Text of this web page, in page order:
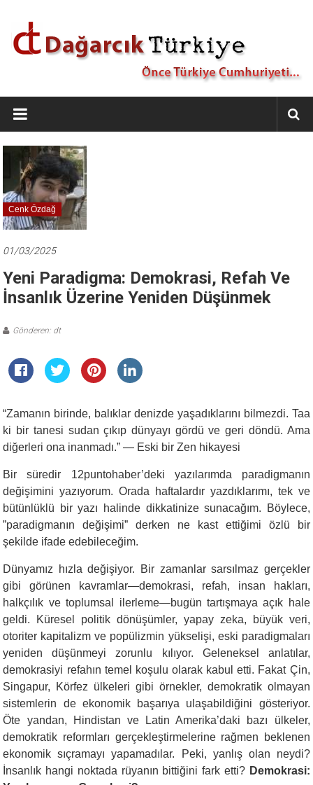
Dağarcık
Türkiye
Önce
Türkiye
Cumhuriyeti…
Cenk Özdağ
01/03/2025
Yeni Paradigma: Demokrasi, Refah Ve
İnsanlık Üzerine Yeniden Düşünmek
Gönderen: dt
“Zamanın birinde, balıklar denizde yaşadıklarını bilmezdi. Taa
ki bir tanesi sudan çıkıp dünyayı gördü ve geri döndü. Ama
diğerleri ona inanmadı.” — Eski bir Zen hikayesi
Bir süredir 12puntohaber’deki yazılarımda paradigmanın
değişimini yazıyorum. Orada haftalardır yazdıklarımı, tek ve
bütünlüklü bir yazı halinde dikkatinize sunacağım. Böylece,
”paradigmanın değişimi” derken ne kast ettiğimi özlü bir
şekilde ifade edebileceğim.
Dünyamız hızla değişiyor. Bir zamanlar sarsılmaz gerçekler
gibi görünen kavramlar—demokrasi, refah, insan hakları,
halkçılık ve toplumsal ilerleme—bugün tartışmaya açık hale
geldi. Küresel politik dönüşümler, yapay zeka, büyük veri,
otoriter kapitalizm ve popülizmin yükselişi, eski paradigmaları
yeniden düşünmeyi zorunlu kılıyor. Geleneksel anlatılar,
demokrasiyi refahın temel koşulu olarak kabul etti. Fakat Çin,
Singapur, Körfez ülkeleri gibi örnekler, demokratik olmayan
sistemlerin de ekonomik başarıya ulaşabildiğini gösteriyor.
Öte yandan, Hindistan ve Latin Amerika’daki bazı ülkeler,
demokratik reformları gerçekleştirmelerine rağmen beklenen
ekonomik sıçramayı yapamadılar. Peki, yanlış olan neydi?
İnsanlık hangi noktada rüyanın bittiğini fark etti? Demokrasi: